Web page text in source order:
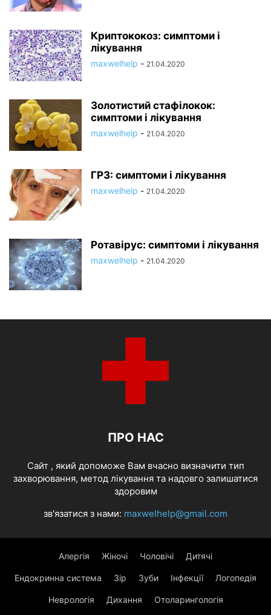
Криптококоз: симптоми і
лікування
maxwelhelp - 21.04.2020
Золотистий стафілокок:
симптоми і лікування
maxwelhelp - 21.04.2020
ГРЗ: симптоми і лікування
maxwelhelp - 21.04.2020
Ротавірус: симптоми і лікування
maxwelhelp - 21.04.2020
ПРО НАС
Cайт , який допоможе Вам вчасно визначити тип
захворювання, метод лікування та надовго залишатися
здоровим
зв'язатися з нами: maxwelhelp@gmail.com
Алергія Жіночі Чоловічі Дитячі
Ендокринна система Зір Зуби Інфекції Логопедія
Неврологія Дихання Отоларингологія